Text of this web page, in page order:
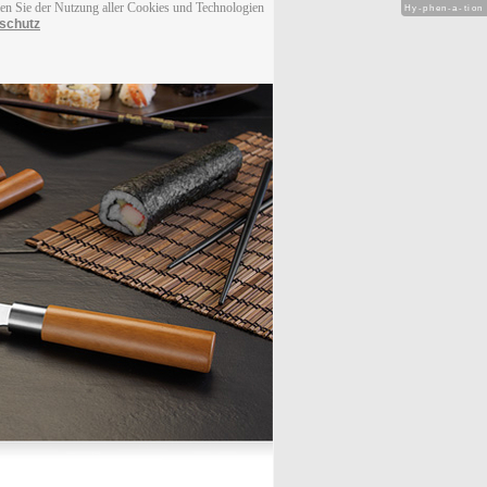
Sie der Nutzung aller Cookies und Technologien
Hy-phen-a-tion